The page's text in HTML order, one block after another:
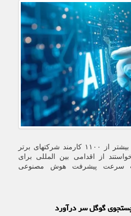
به گزارش مینی کامپیوتر، بیشتر از ۱۱۰۰ کارمند شرکتهای برتر
از اقدامی بین المللی برای
سرعت پیشرفت هوش مصنوعی
گوگل سر درآورد